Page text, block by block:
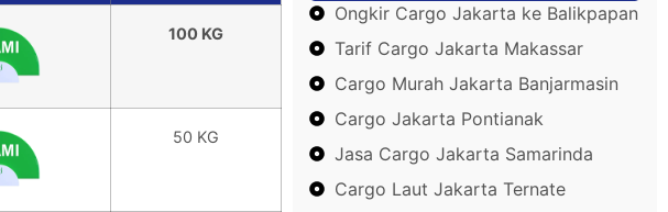
100 KG
50 KG
Ongkir Cargo Jakarta ke Balikpapan
Tarif Cargo Jakarta Makassar
Cargo Murah Jakarta Banjarmasin
Cargo Jakarta Pontianak
Jasa Cargo Jakarta Samarinda
Cargo Laut Jakarta Ternate